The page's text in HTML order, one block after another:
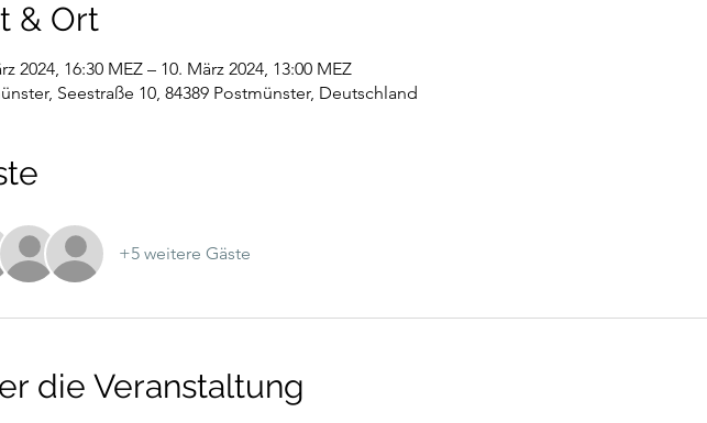
& Ort
2024, 16:30 MEZ – 10. März 2024, 13:00 MEZ
Seestraße 10, 84389 Postmünster, Deutschland
+5 weitere Gäste
die Veranstaltung